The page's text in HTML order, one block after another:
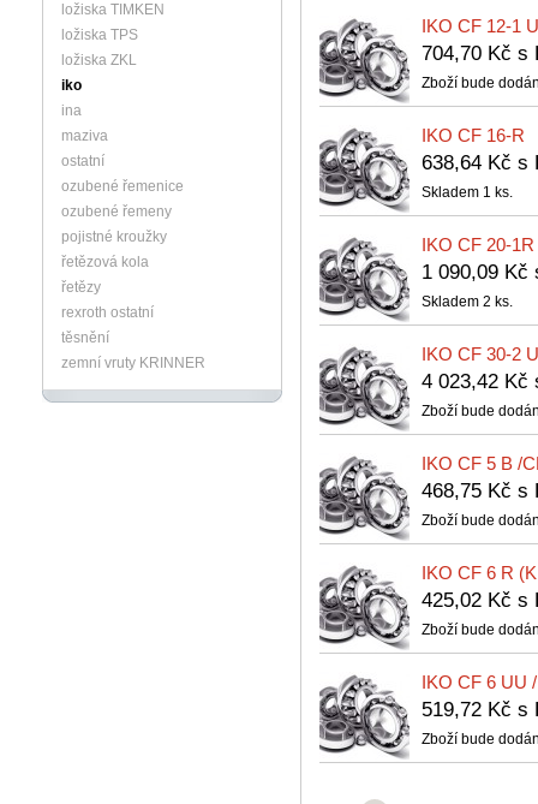
IKO CF 12-1
704,70 Kč s
Zboží bude
IKO CF 16-R
638,64 Kč s
Skladem 1 ks.
IKO CF 20-1R
1 090,09
Skladem 2 ks.
IKO CF 30-2
4 023,42
Zboží bude
IKO CF 5 B /
468,75 Kč s
Zboží bude
IKO CF 6 R
425,02 Kč s
Zboží bude
IKO CF 6 UU
519,72 Kč s
Zboží bude
ložiska TIMKEN
ložiska TPS
ložiska ZKL
iko
ina
maziva
ostatní
ozubené řemenice
ozubené řemeny
pojistné kroužky
řetězová kola
řetězy
rexroth ostatní
těsnění
zemní vruty KRINNER